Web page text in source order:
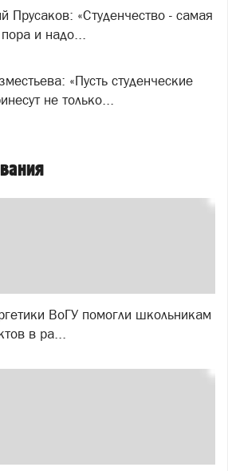
Прусаков: «Студенчество - самая
и надо...
«Пусть студенческие
не только...
ВоГУ помогли школьникам
в ра...